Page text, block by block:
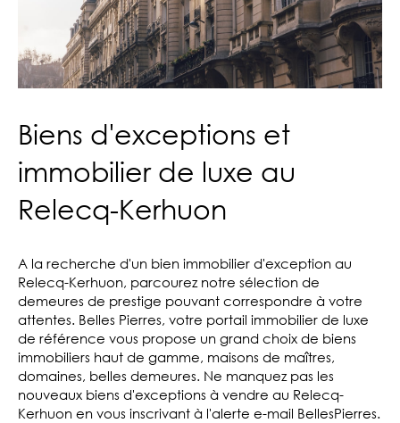
Biens d'exceptions et
immobilier de luxe au
Relecq-Kerhuon
A la recherche d'un bien immobilier d'exception au
Relecq-Kerhuon, parcourez notre sélection de
demeures de prestige pouvant correspondre à votre
attentes. Belles Pierres, votre portail immobilier de luxe
de référence vous propose un grand choix de biens
immobiliers haut de gamme, maisons de maîtres,
domaines, belles demeures. Ne manquez pas les
nouveaux biens d'exceptions à vendre au Relecq-
Kerhuon en vous inscrivant à l'alerte e-mail BellesPierres.